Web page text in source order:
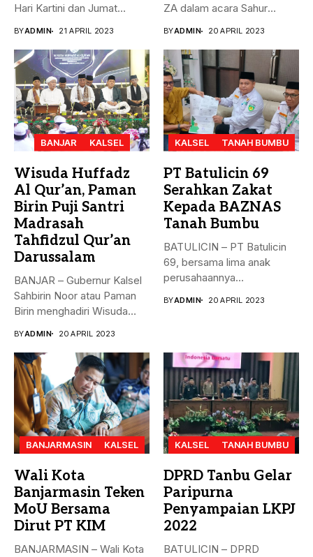
Hari Kartini dan Jumat
BYADMIN 21 APRIL 2023
ZA dalam acara Sahur
BYADMIN 20 APRIL 2023
BANJAR KALSEL
Wisuda Huffadz
Al Qur’an, Paman
Birin Puji Santri
Madrasah
Tahfidzul Qur’an
Darussalam
BANJAR – Gubernur Kalsel
Sahbirin Noor atau Paman
Birin menghadiri Wisuda
BYADMIN 20 APRIL 2023
KALSEL TANAH BUMBU
PT Batulicin 69
Serahkan Zakat
Kepada BAZNAS
Tanah Bumbu
BATULICIN – PT Batulicin
69, bersama lima anak
perusahaannya
BYADMIN 20 APRIL 2023
BANJARMASIN KALSEL
Wali Kota
Banjarmasin Teken
MoU Bersama
Dirut PT KIM
BANJARMASIN – Wali Kota
KALSEL TANAH BUMBU
DPRD Tanbu Gelar
Paripurna
Penyampaian LKPJ
2022
BATULICIN – DPRD